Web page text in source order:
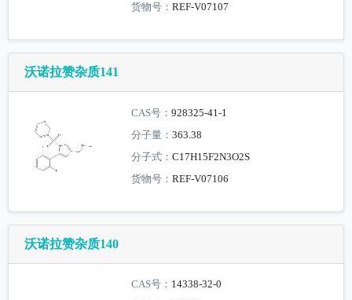
货物号：REF-V07107
沃诺拉赞杂质141
CAS号：928325-41-1
分子量：363.38
分子式：C17H15F2N3O2S
货物号：REF-V07106
沃诺拉赞杂质140
CAS号： 14338-32-0